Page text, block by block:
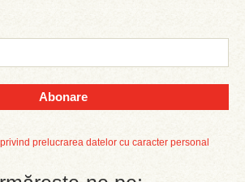
Abonare
prelucrarea datelor cu caracter personal